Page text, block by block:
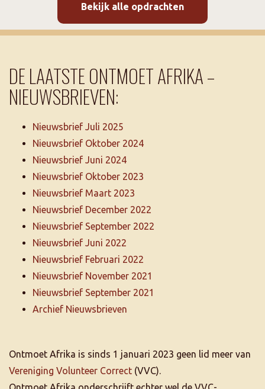
Bekijk alle opdrachten
DE LAATSTE ONTMOET AFRIKA –
NIEUWSBRIEVEN:
Nieuwsbrief Juli 2025
Nieuwsbrief Oktober 2024
Nieuwsbrief Juni 2024
Nieuwsbrief Oktober 2023
Nieuwsbrief Maart 2023
Nieuwsbrief December 2022
Nieuwsbrief September 2022
Nieuwsbrief Juni 2022
Nieuwsbrief Februari 2022
Nieuwsbrief November 2021
Nieuwsbrief September 2021
Archief Nieuwsbrieven
Ontmoet Afrika is sinds 1 januari 2023 geen lid meer van
Vereniging Volunteer Correct (VVC).